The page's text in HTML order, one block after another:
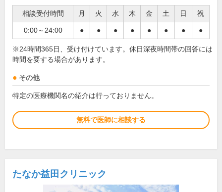
相談受付時間 月 火 水 木 金 土 日 祝
0:00～24:00 ● ● ● ● ● ● ● ●
※24時間365日、受け付けています。休日深夜時間帯の回答には
時間を要する場合があります。
その他
特定の医療機関名の紹介は行っておりません。
無料で医師に相談する
たなか益田クリニック